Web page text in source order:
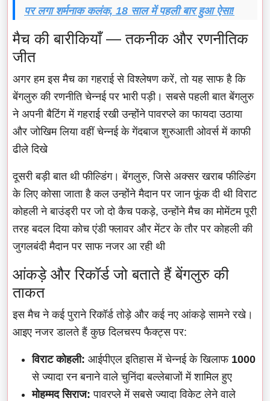
पर लगा शर्मनाक कलंक, 18 साल में पहली बार हुआ ऐसा!
मैच की बारीकियाँ — तकनीक और रणनीतिक
जीत
अगर हम इस मैच का गहराई से विश्लेषण करें, तो यह साफ है कि
बेंगलुरु की रणनीति चेन्नई पर भारी पड़ी। सबसे पहली बात बेंगलुरु
ने अपनी बैटिंग में गहराई रखी उन्होंने पावरप्ले का फायदा उठाया
और जोखिम लिया वहीं चेन्नई के गेंदबाज शुरुआती ओवर्स में काफी
ढीले दिखे
दूसरी बड़ी बात थी फील्डिंग। बेंगलुरु, जिसे अक्सर खराब फील्डिंग
के लिए कोसा जाता है कल उन्होंने मैदान पर जान फूंक दी थी विराट
कोहली ने बाउंड्री पर जो दो कैच पकड़े, उन्होंने मैच का मोमेंटम पूरी
तरह बदल दिया कोच एंडी फ्लावर और मेंटर के तौर पर कोहली की
जुगलबंदी मैदान पर साफ नजर आ रही थी
आंकड़े और रिकॉर्ड जो बताते हैं बेंगलुरु की
ताकत
इस मैच ने कई पुराने रिकॉर्ड तोड़े और कई नए आंकड़े सामने रखे।
आइए नजर डालते हैं कुछ दिलचस्प फैक्ट्स पर:
विराट कोहली: आईपीएल इतिहास में चेन्नई के खिलाफ 1000
से ज्यादा रन बनाने वाले चुनिंदा बल्लेबाजों में शामिल हुए
मोहम्मद सिराज: पावरप्ले में सबसे ज्यादा विकेट लेने वाले